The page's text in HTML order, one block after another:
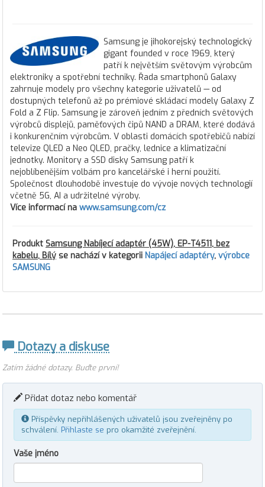
Samsung je jihokorejský technologický
gigant founded v roce 1969, který
patří k největším světovým výrobcům
elektroniky a spotřební techniky. Řada smartphonů Galaxy
zahrnuje modely pro všechny kategorie uživatelů — od
dostupných telefonů až po prémiové skládací modely Galaxy Z
Fold a Z Flip. Samsung je zároveň jedním z předních světových
výrobců displejů, paměťových čipů NAND a DRAM, které dodává
i konkurenčním výrobcům. V oblasti domácích spotřebičů nabízí
televize QLED a Neo QLED, pračky, lednice a klimatizační
jednotky. Monitory a SSD disky Samsung patří k
nejoblíbenějším volbám pro kancelářské i herní použití.
Společnost dlouhodobě investuje do vývoje nových technologií
včetně 5G, AI a udržitelné výroby.
Více informací na www.samsung.com/cz
Produkt Samsung Nabíjecí adaptér (45W), EP-T4511, bez
kabelu, Bílý se nachází v kategorii Napájecí adaptéry, výrobce
SAMSUNG
Dotazy a diskuse
Zatím žádné dotazy. Buďte první!
Přidat dotaz nebo komentář
Příspěvky nepřihlášených uživatelů jsou zveřejněny po
schválení. Přihlaste se pro okamžité zveřejnění.
Vaše jméno